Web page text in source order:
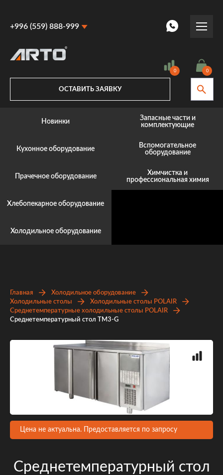
+996 (559) 888-999
+996 (559) 888-999
0 0
ОСТАВИТЬ ЗАЯВКУ
Новинки
Кухонное оборудование
Прачечное оборудование
Хлебопекарное оборудование
Холодильное оборудование
Запасные части и
комплектующие
Вспомогательное
оборудование
Химчистка и
профессиональная химия
Главная
Холодильное оборудование
Холодильные столы
Холодильные столы POLAIR
Среднетемпературные холодильные столы POLAIR
Среднетемпературный стол TM3-G
Цена не актуальна. Предоставляется по запросу
Среднетемпературный стол